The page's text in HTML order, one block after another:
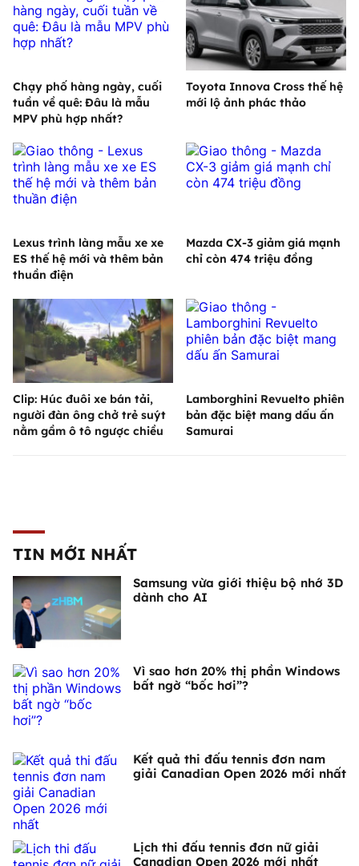
Chạy phố hàng ngày, cuối
tuần về quê: Đâu là mẫu
MPV phù hợp nhất?
Toyota Innova Cross thế hệ
mới lộ ảnh phác thảo
Lexus trình làng mẫu xe xe
ES thế hệ mới và thêm bản
thuần điện
Mazda CX-3 giảm giá mạnh
chỉ còn 474 triệu đồng
Clip: Húc đuôi xe bán tải,
người đàn ông chở trẻ suýt
nằm gầm ô tô ngược chiều
Lamborghini Revuelto phiên
bản đặc biệt mang dấu ấn
Samurai
TIN MỚI NHẤT
Samsung vừa giới thiệu bộ nhớ 3D
dành cho AI
Vì sao hơn 20% thị phần Windows
bất ngờ “bốc hơi”?
Kết quả thi đấu tennis đơn nam
giải Canadian Open 2026 mới nhất
Lịch thi đấu tennis đơn nữ giải
Canadian Open 2026 mới nhất